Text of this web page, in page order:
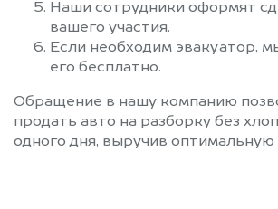
Наши сотрудники оформят
вашего участия.
Если необходим эвакуатор,
его бесплатно.
Обращение в нашу компанию
продать авто на разборку без
одного дня, выручив оптимальную